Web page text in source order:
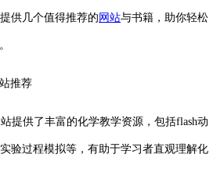
供几个值得推荐的 网站与书籍，助你轻松
推荐
提供了丰富的化学教学资源，包括flash动
验过程模拟等，有助于学习者直观理解化